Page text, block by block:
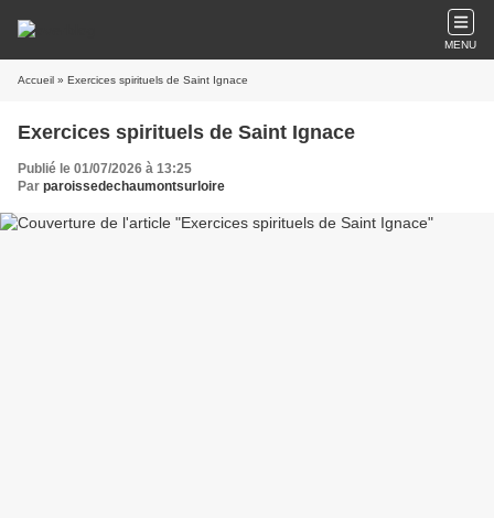
MENU
Accueil » Exercices spirituels de Saint Ignace
Exercices spirituels de Saint Ignace
Publié le 01/07/2026 à 13:25
Par paroissedechaumontsurloire